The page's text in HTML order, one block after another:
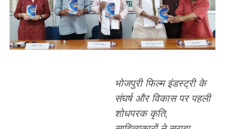
भोजपुरी फिल्म इंडस्ट्री के
संघर्ष और विकास पर पहली
शोधपरक कृति,